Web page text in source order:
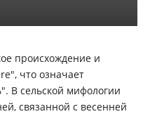
происхождение и
что означает
В сельской мифологии
связанной с весенней